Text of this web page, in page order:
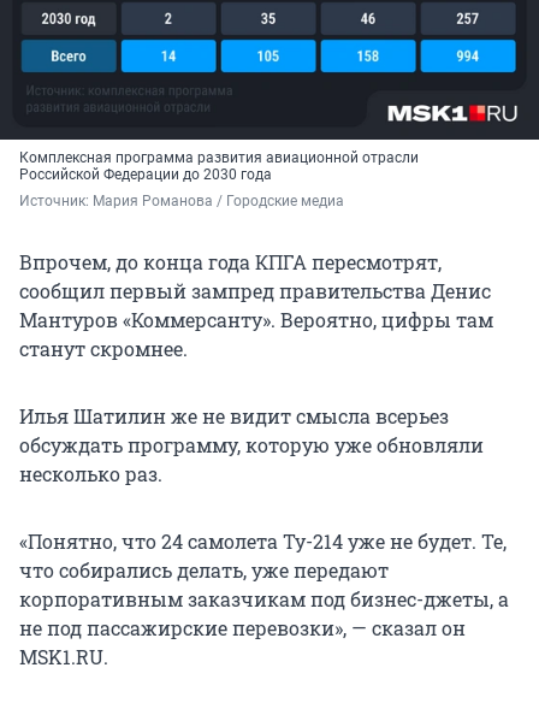
Комплексная программа развития авиационной отрасли
Российской Федерации до 2030 года
Источник: Мария Романова / Городские медиа
Впрочем, до конца года КПГА пересмотрят,
сообщил первый зампред правительства Денис
Мантуров «Коммерсанту». Вероятно, цифры там
станут скромнее.
Илья Шатилин же не видит смысла всерьез
обсуждать программу, которую уже обновляли
несколько раз.
«Понятно, что 24 самолета Ту-214 уже не будет. Те,
что собирались делать, уже передают
корпоративным заказчикам под бизнес-джеты, а
не под пассажирские перевозки», — сказал он
MSK1.RU.